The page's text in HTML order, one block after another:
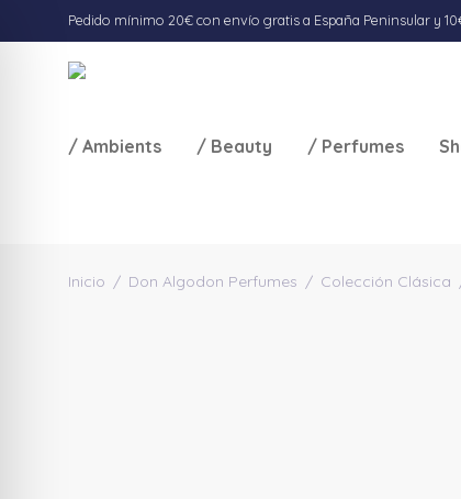
Pedido mínimo 20€ con envío gratis a España Peninsular y
/ Ambients / Beauty / Perfumes
Inicio / Don Algodon Perfumes / Colección Clásica